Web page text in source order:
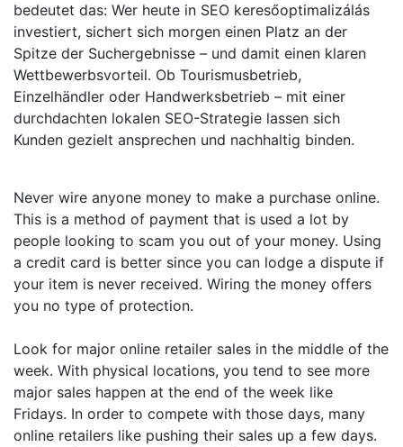
bedeutet das: Wer heute in SEO keresőoptimalizálás
investiert, sichert sich morgen einen Platz an der
Spitze der Suchergebnisse – und damit einen klaren
Wettbewerbsvorteil. Ob Tourismusbetrieb,
Einzelhändler oder Handwerksbetrieb – mit einer
durchdachten lokalen SEO-Strategie lassen sich
Kunden gezielt ansprechen und nachhaltig binden.
Never wire anyone money to make a purchase online.
This is a method of payment that is used a lot by
people looking to scam you out of your money. Using
a credit card is better since you can lodge a dispute if
your item is never received. Wiring the money offers
you no type of protection.
Look for major online retailer sales in the middle of the
week. With physical locations, you tend to see more
major sales happen at the end of the week like
Fridays. In order to compete with those days, many
online retailers like pushing their sales up a few days.